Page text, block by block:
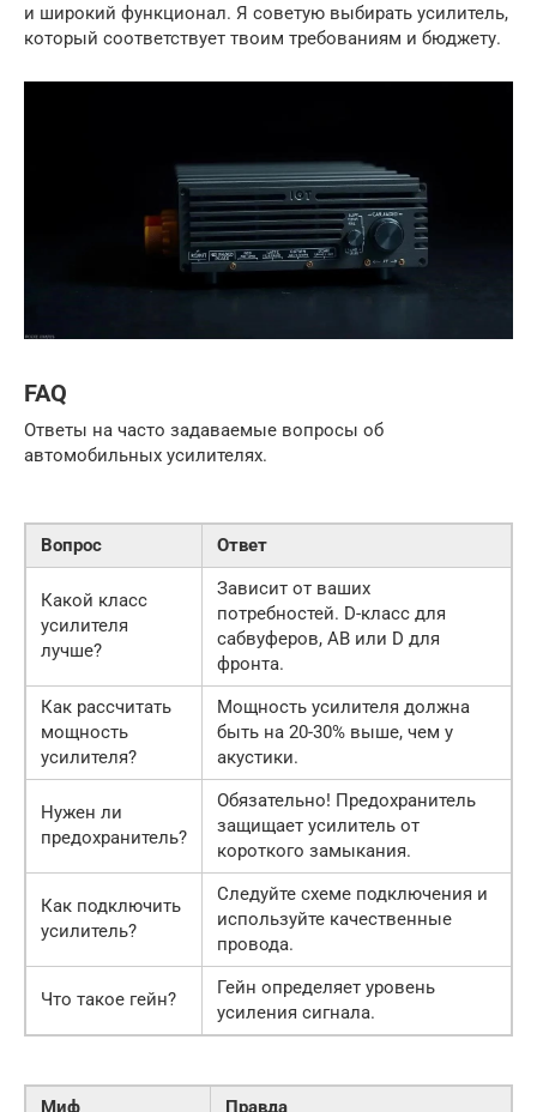
и широкий функционал. Я советую выбирать усилитель,
который соответствует твоим требованиям и бюджету.
FAQ
Ответы на часто задаваемые вопросы об
автомобильных усилителях.
Вопрос Ответ
Какой класс
усилителя
лучше?
Зависит от ваших
потребностей. D-класс для
сабвуферов, AB или D для
фронта.
Как рассчитать
мощность
усилителя?
Мощность усилителя должна
быть на 20-30% выше, чем у
акустики.
Нужен ли
предохранитель?
Обязательно! Предохранитель
защищает усилитель от
короткого замыкания.
Как подключить
усилитель?
Следуйте схеме подключения и
используйте качественные
провода.
Что такое гейн?
Гейн определяет уровень
усиления сигнала.
Миф Правда